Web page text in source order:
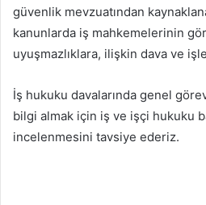
güvenlik mevzuatından
kanunlarda iş mahkemelerinin
uyuşmazlıklara, ilişkin dava ve
İş hukuku davalarında genel
bilgi almak için iş ve işçi hukuku
incelenmesini tavsiye ederiz.